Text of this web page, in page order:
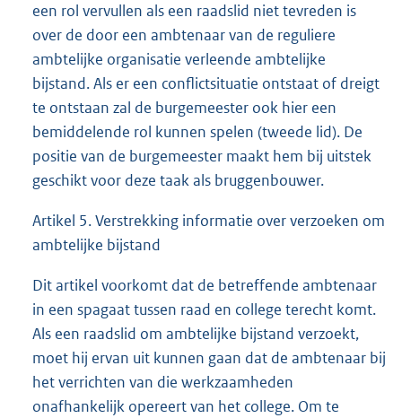
een rol vervullen als een raadslid niet tevreden is
over de door een ambtenaar van de reguliere
ambtelijke organisatie verleende ambtelijke
bijstand. Als er een conflictsituatie ontstaat of dreigt
te ontstaan zal de burgemeester ook hier een
bemiddelende rol kunnen spelen (tweede lid). De
positie van de burgemeester maakt hem bij uitstek
geschikt voor deze taak als bruggenbouwer.
Artikel 5. Verstrekking informatie over verzoeken om
ambtelijke bijstand
Dit artikel voorkomt dat de betreffende ambtenaar
in een spagaat tussen raad en college terecht komt.
Als een raadslid om ambtelijke bijstand verzoekt,
moet hij ervan uit kunnen gaan dat de ambtenaar bij
het verrichten van die werkzaamheden
onafhankelijk opereert van het college. Om te